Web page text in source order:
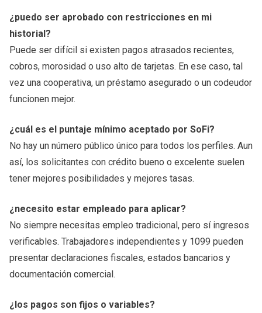
¿puedo ser aprobado con restricciones en mi
historial?
Puede ser difícil si existen pagos atrasados recientes,
cobros, morosidad o uso alto de tarjetas. En ese caso, tal
vez una cooperativa, un préstamo asegurado o un codeudor
funcionen mejor.
¿cuál es el puntaje mínimo aceptado por SoFi?
No hay un número público único para todos los perfiles. Aun
así, los solicitantes con crédito bueno o excelente suelen
tener mejores posibilidades y mejores tasas.
¿necesito estar empleado para aplicar?
No siempre necesitas empleo tradicional, pero sí ingresos
verificables. Trabajadores independientes y 1099 pueden
presentar declaraciones fiscales, estados bancarios y
documentación comercial.
¿los pagos son fijos o variables?